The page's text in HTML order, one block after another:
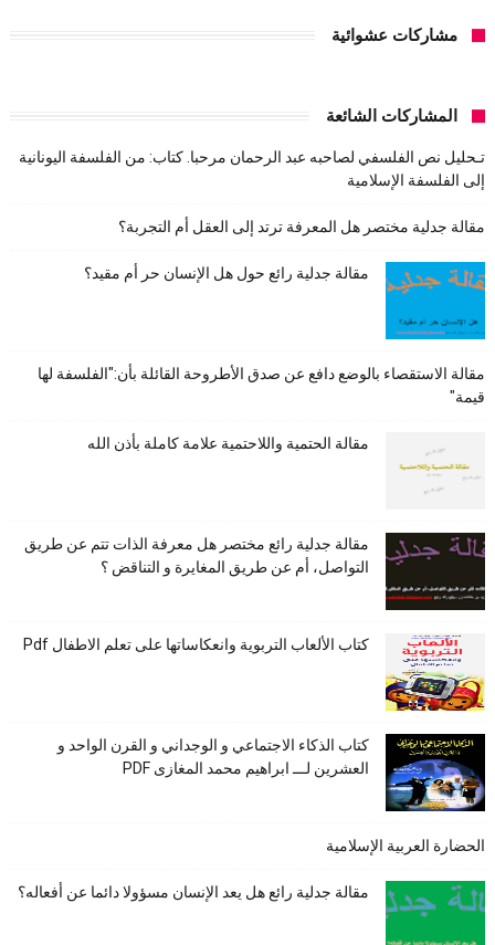
مشاركات عشوائية
المشاركات الشائعة
تـحليل نص الفلسفي لصاحبه عبد الرحمان مرحبا. كتاب: من الفلسفة اليونانية
إلى الفلسفة الإسلامية
مقالة جدلية مختصر هل المعرفة ترتد إلى العقل أم التجربة؟
مقالة جدلية رائع حول هل الإنسان حر أم مقيد؟
مقالة الاستقصاء بالوضع دافع عن صدق الأطروحة القائلة بأن:"الفلسفة لها
قيمة"
مقالة الحتمية واللاحتمية علامة كاملة بأذن الله
مقالة جدلية رائع مختصر هل معرفة الذات تتم عن طريق
التواصل، أم عن طريق المغايرة و التناقض ؟
كتاب الألعاب التربوية وانعكاساتها على تعلم الاطفال Pdf
كتاب الذكاء الاجتماعي و الوجداني و القرن الواحد و
العشرين لـــ ابراهيم محمد المغازى PDF
الحضارة العربية الإسلامية
مقالة جدلية رائع هل يعد الإنسان مسؤولا دائما عن أفعاله؟